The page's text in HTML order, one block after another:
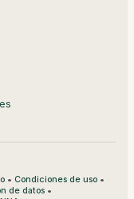
• Condiciones de uso•
de datos•